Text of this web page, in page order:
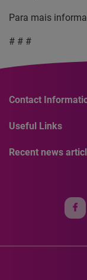
Para mais
# # #
Contact
Useful Links
Recent news